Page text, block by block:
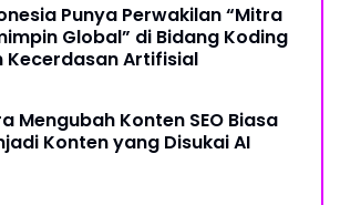
Punya Perwakilan “Mitra
Global” di Bidang Koding
Kecerdasan Artifisial
Mengubah Konten SEO Biasa
Konten yang Disukai AI